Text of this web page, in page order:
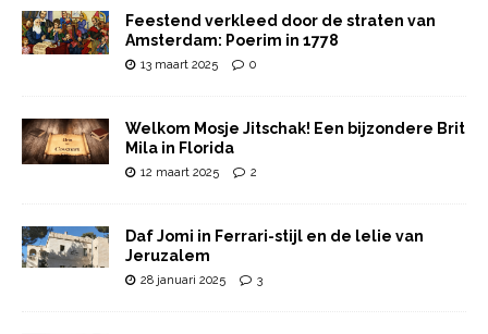
Feestend verkleed door de straten van
Amsterdam: Poerim in 1778
13 maart 2025 0
Welkom Mosje Jitschak! Een bijzondere Brit
Mila in Florida
12 maart 2025 2
Daf Jomi in Ferrari-stijl en de lelie van
Jeruzalem
28 januari 2025 3